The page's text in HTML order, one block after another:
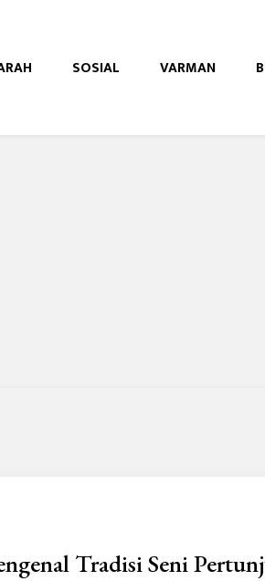
SOSIAL VARMAN
Tradisi Seni